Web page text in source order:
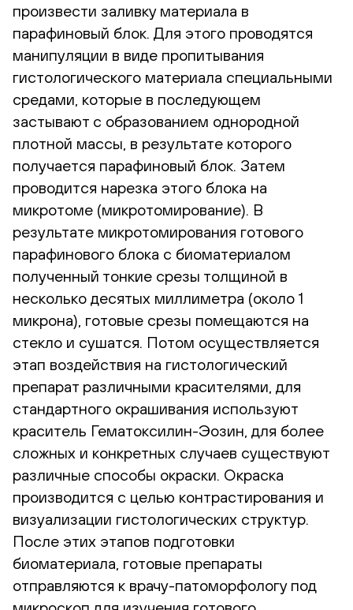
произвести заливку материала в
парафиновый блок. Для этого проводятся
манипуляции в виде пропитывания
гистологического материала специальными
средами, которые в последующем
застывают с образованием однородной
плотной массы, в результате которого
получается парафиновый блок. Затем
проводится нарезка этого блока на
микротоме (микротомирование). В
результате микротомирования готового
парафинового блока с биоматериалом
полученный тонкие срезы толщиной в
несколько десятых миллиметра (около 1
микрона), готовые срезы помещаются на
стекло и сушатся. Потом осуществляется
этап воздействия на гистологический
препарат различными красителями, для
стандартного окрашивания используют
краситель Гематоксилин-Эозин, для более
сложных и конкретных случаев существуют
различные способы окраски. Окраска
производится с целью контрастирования и
визуализации гистологических структур.
После этих этапов подготовки
биоматериала, готовые препараты
отправляются к врачу-патоморфологу под